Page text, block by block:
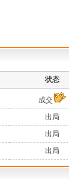
状态
成交
出局
出局
出局